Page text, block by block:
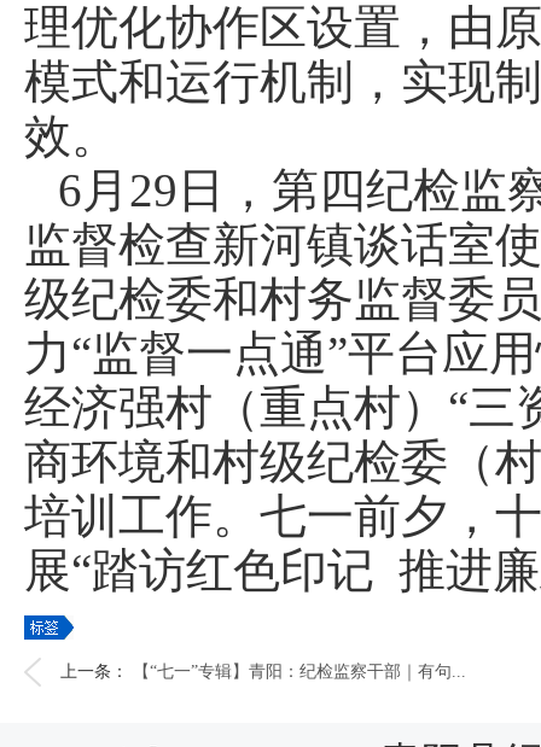
理优化协作区设置，由
模式和运行机制，实现
效。
6月29日，第四纪检监
监督检查新河镇谈话室
级纪检委和村务监督委
力“监督一点通”平台应
经济强村（重点村）“三
商环境和村级纪检委（
培训工作。七一前夕，
展“踏访红色印记 推进
上一条： 【“七一”专辑】青阳：纪检监察干部｜有句...